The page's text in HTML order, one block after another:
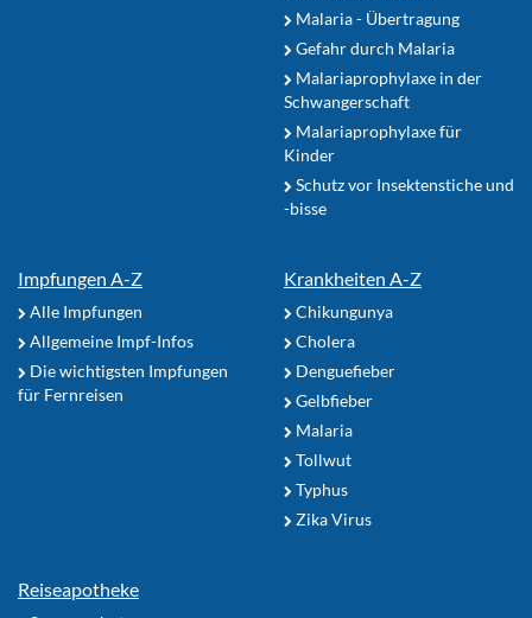
Malaria - Übertragung
Gefahr durch Malaria
Malariaprophylaxe in der
Schwangerschaft
Malariaprophylaxe für
Kinder
Schutz vor Insektenstiche und
-bisse
Impfungen A-Z
Alle Impfungen
Allgemeine Impf-Infos
Die wichtigsten Impfungen
für Fernreisen
Krankheiten A-Z
Chikungunya
Cholera
Denguefieber
Gelbfieber
Malaria
Tollwut
Typhus
Zika Virus
Reiseapotheke